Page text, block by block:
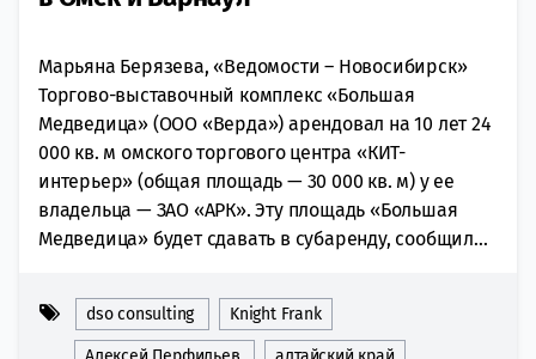
Марьяна Берязева, «Ведомости – Новосибирск»
Торгово-выставочный комплекс «Большая
Медведица» (ООО «Верда») арендовал на 10 лет 24
000 кв. м омского торгового центра «КИТ-
интерьер» (общая площадь — 30 000 кв. м) у ее
владельца — ЗАО «АРК». Эту площадь «Большая
Медведица» будет сдавать в субаренду, сообщил...
dso consulting Knight Frank